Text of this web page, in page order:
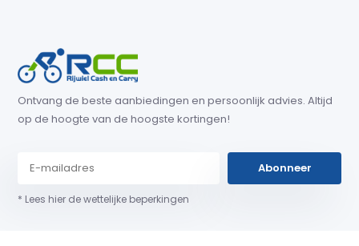
Ontvang de beste aanbiedingen en persoonlijk advies. Altijd
op de hoogte van de hoogste kortingen!
Abonneer
* Lees hier de wettelijke beperkingen